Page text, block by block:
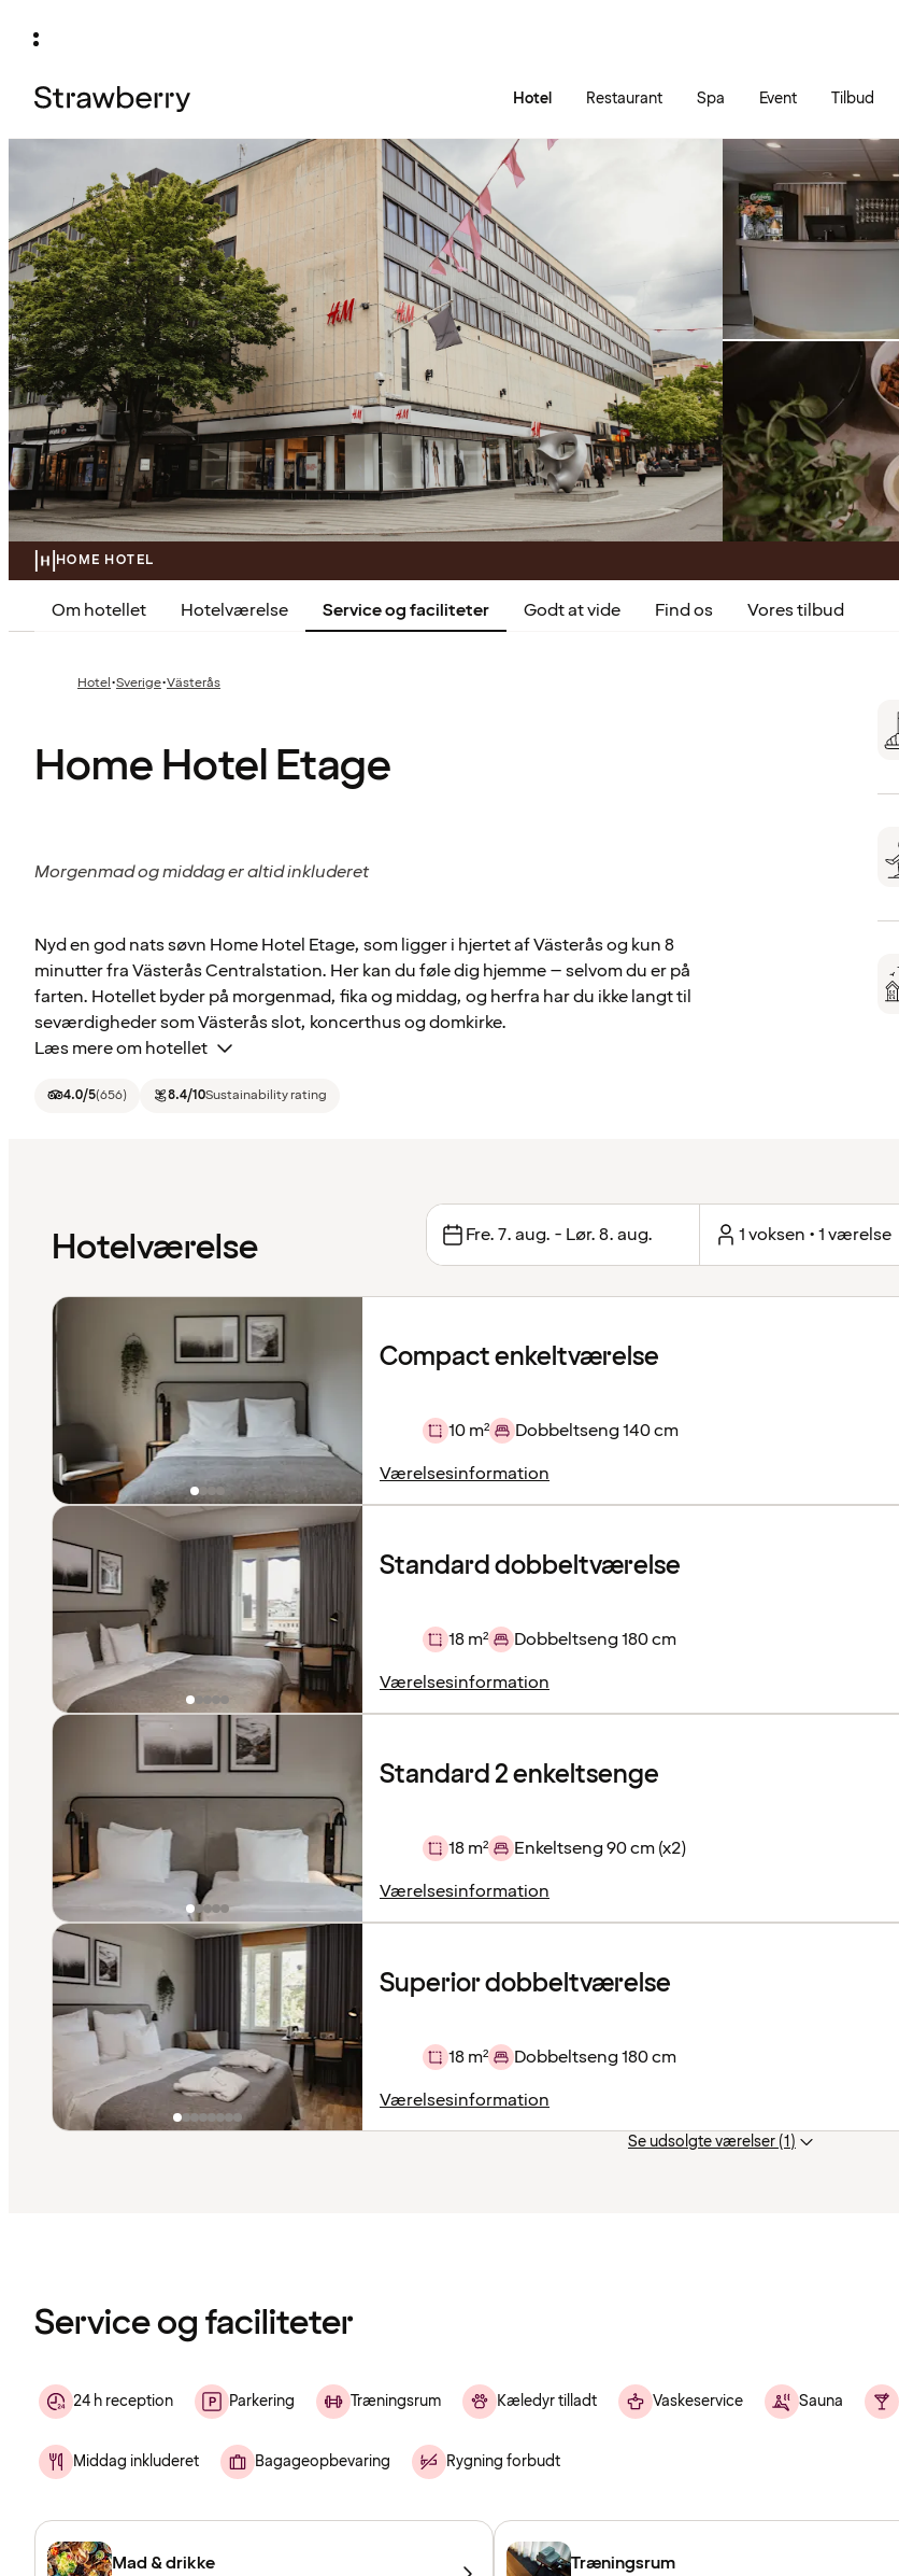
Hotel Restaurant Spa Event Tilbud
HOME HOTEL
Om hotellet Hotelværelse Service og faciliteter Godt at vide Find os Vores tilbud
Hotel·Sverige·Västerås
Home Hotel Etage
Morgenmad og middag er altid inkluderet
Nyd en god nats søvn Home Hotel Etage, som ligger i hjertet af Västerås og kun 8
minutter fra Västerås Centralstation. Her kan du føle dig hjemme – selvom du er på
farten. Hotellet byder på morgenmad, fika og middag, og herfra har du ikke langt til
seværdigheder som Västerås slot, koncerthus og domkirke.
Læs mere om hotellet
4.0/5(656) 8.4/10Sustainability rating
Hotelværelse Fre. 7. aug. - Lør. 8. aug. 1 voksen • 1 værelse
Compact enkeltværelse
10 m²
Dobbeltseng 140 cm
Værelsesinformation
Standard dobbeltværelse
18 m²
Dobbeltseng 180 cm
Værelsesinformation
Standard 2 enkeltsenge
18 m²
Enkeltseng 90 cm (x2)
Værelsesinformation
Superior dobbeltværelse
18 m²
Dobbeltseng 180 cm
Værelsesinformation
Se udsolgte værelser (1)
Service og faciliteter
24 h reception Parkering Træningsrum Kæledyr tilladt Vaskeservice Sauna
Middag inkluderet Bagageopbevaring Rygning forbudt
Mad & drikke Træningsrum